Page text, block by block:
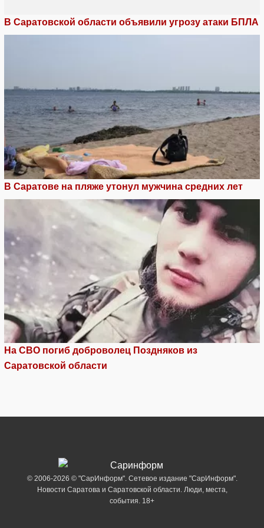
В Саратовской области объявили угрозу атаки БПЛА
В Саратове на пляже утонул мужчина средних лет
На СВО погиб доброволец Поздняков из
Саратовской области
© 2006-2026 © "СарИнформ". Сетевое издание "СарИнформ".
Новости Саратова и Саратовской области. Люди, места,
события. 18+